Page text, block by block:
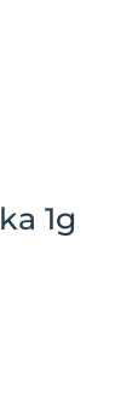
1g